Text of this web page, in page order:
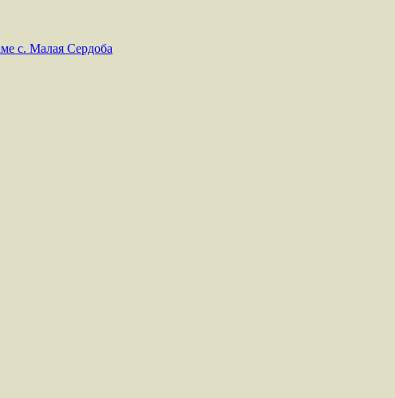
с. Малая Сердоба